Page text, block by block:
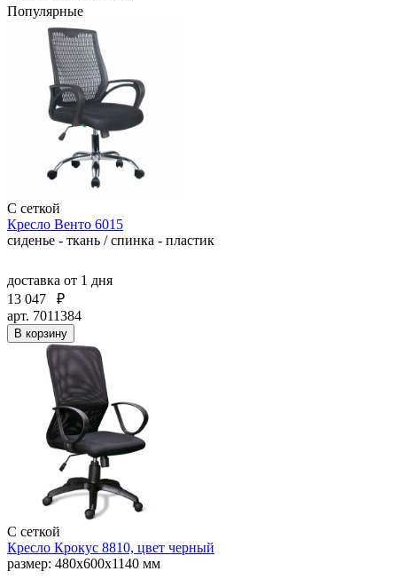
Популярные
С сеткой
Кресло Венто 6015
сиденье - ткань / спинка - пластик
доставка от 1 дня
13 047
₽
арт. 7011384
В корзину
С сеткой
Кресло Крокус 8810, цвет черный
размер: 480x600x1140 мм